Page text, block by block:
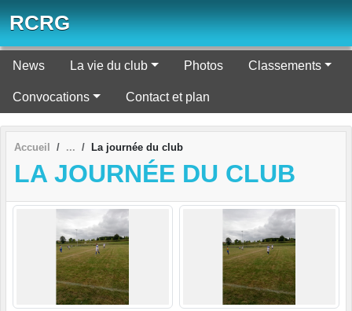
RCRG
News La vie du club Photos Classements
Convocations Contact et plan
Accueil La journée du club
LA JOURNÉE DU CLUB